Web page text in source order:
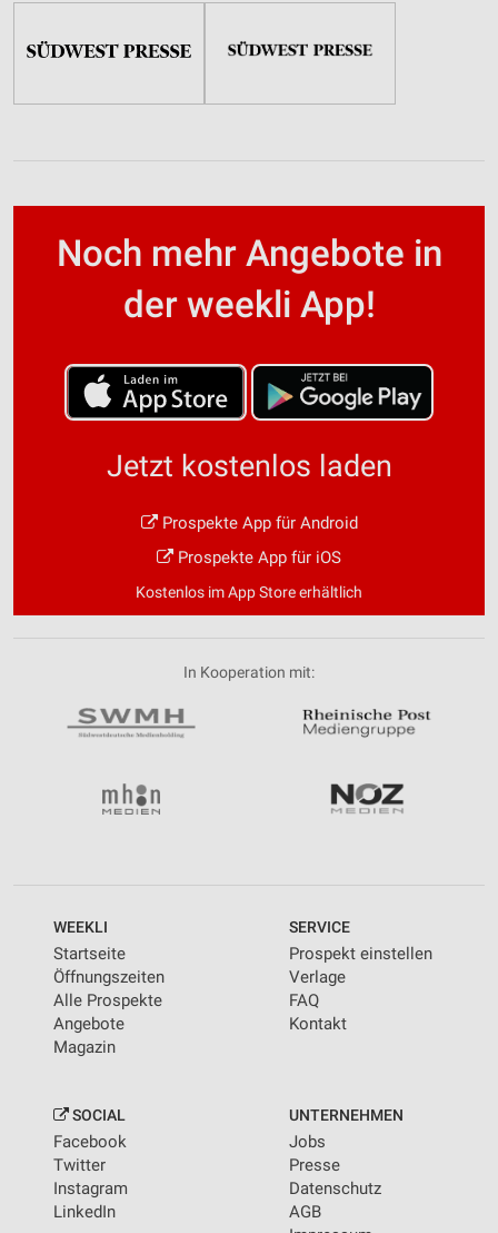
Noch mehr Angebote in
der weekli App!
Jetzt kostenlos laden
Prospekte App für Android
Prospekte App für iOS
Kostenlos im App Store erhältlich
In Kooperation mit:
WEEKLI
Startseite
Öffnungszeiten
Alle Prospekte
Angebote
Magazin
SERVICE
Prospekt einstellen
Verlage
FAQ
Kontakt
SOCIAL
Facebook
Twitter
Instagram
LinkedIn
UNTERNEHMEN
Jobs
Presse
Datenschutz
AGB